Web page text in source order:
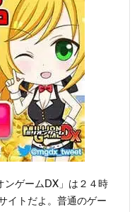
ンゲームDX」は２４時
イトだよ。普通のゲー